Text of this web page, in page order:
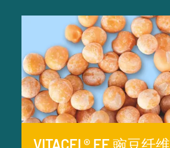
VITACEL® EF 豌豆纤维